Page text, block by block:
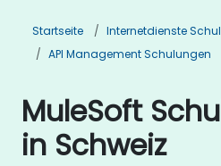
Startseite
Internetdienste
API Management Schulungen
MuleSoft
in Schweiz